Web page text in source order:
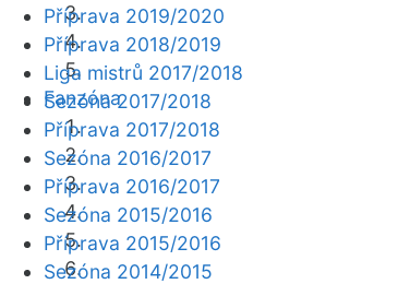
Fanzóna
Příprava 2019/2020
Příprava 2018/2019
Liga mistrů 2017/2018
Sezóna 2017/2018
Příprava 2017/2018
Sezóna 2016/2017
Příprava 2016/2017
Sezóna 2015/2016
Příprava 2015/2016
Sezóna 2014/2015